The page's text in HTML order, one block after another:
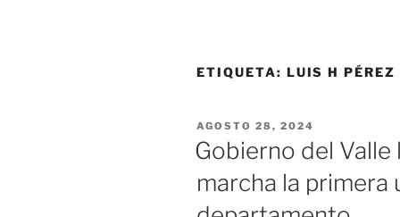
ETIQUETA: LUIS H PÉREZ
PUBLICADO
EL
AGOSTO 28, 2024
Gobierno del
marcha la primera